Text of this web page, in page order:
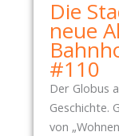
Die
neue
#110
Der Globus
Geschichte.
von